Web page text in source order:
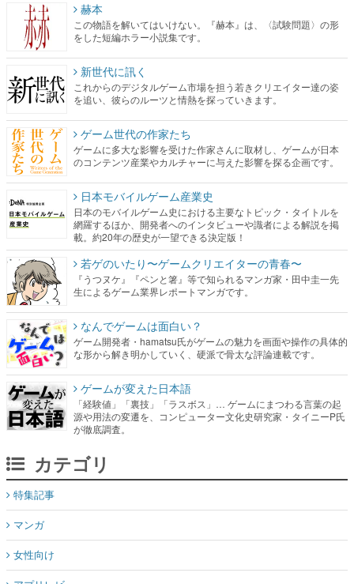
赫本
この物語を解いてはいけない。『赫本』は、〈試験問題〉の形
をした短編ホラー小説集です。
新世代に訊く
これからのデジタルゲーム市場を担う若きクリエイター達の姿
を追い、彼らのルーツと情熱を探っていきます。
ゲーム世代の作家たち
ゲームに多大な影響を受けた作家さんに取材し、ゲームが日本
のコンテンツ産業やカルチャーに与えた影響を探る企画です。
日本モバイルゲーム産業史
日本のモバイルゲーム史における主要なトピック・タイトルを
網羅するほか、開発者へのインタビューや識者による解説を掲
載。約20年の歴史が一望できる決定版！
若ゲのいたり〜ゲームクリエイターの青春〜
『うつヌケ』『ペンと箸』等で知られるマンガ家・田中圭一先
生によるゲーム業界レポートマンガです。
なんでゲームは面白い？
ゲーム開発者・hamatsu氏がゲームの魅力を画面や操作の具体的
な形から解き明かしていく、硬派で骨太な評論連載です。
ゲームが変えた日本語
「経験値」「裏技」「ラスボス」… ゲームにまつわる言葉の起
源や用法の変遷を、コンピューター文化史研究家・タイニーP氏
が徹底調査。
カテゴリ
特集記事
マンガ
女性向け